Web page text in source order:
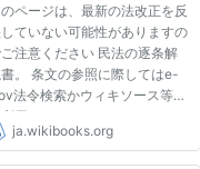
のページは、最新の法改正を反
ていない可能性がありますの
注意ください 民法の逐条解
。 条文の参照に際してはe-
法令検索かウィキソース等も
利用ください。 コンメンター
法インデックス（全条） 第1
ja.wikibooks.org